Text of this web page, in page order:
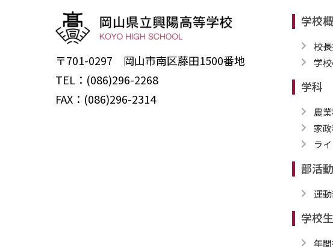
〒701-0297 岡山市南区藤田1500番地
TEL：(086)296-2268
FAX：(086)296-2314
学校
校
学
学科
農
家
ラ
部活動
運
学校
年